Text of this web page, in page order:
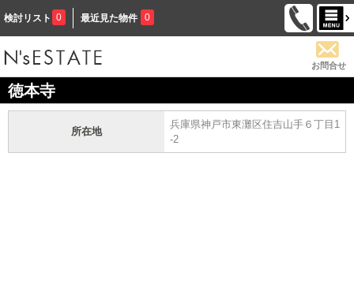
検討リスト 0 最近見た物件 0
お問合せ
徳本寺
所在地
兵庫県神戸市東灘区住吉山手６丁目1
-2